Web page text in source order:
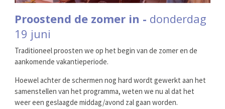
Proostend de zomer in - donderdag
19 juni
Traditioneel proosten we op het begin van de zomer en de
aankomende vakantieperiode.
Hoewel achter de schermen nog hard wordt gewerkt aan het
samenstellen van het programma, weten we nu al dat het
weer een geslaagde middag/avond zal gaan worden.